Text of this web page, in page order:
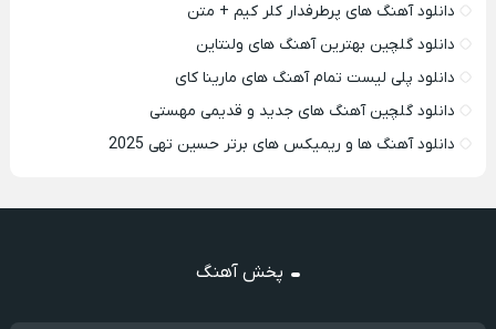
دانلود آهنگ های پرطرفدار کلر کیم + متن
دانلود گلچین بهترین آهنگ های ولنتاین
دانلود پلی لیست تمام آهنگ های مارینا کای
دانلود گلچین آهنگ های جدید و قدیمی مهستی
دانلود آهنگ ها و ریمیکس های برتر حسین تهی 2025
پخش آهنگ